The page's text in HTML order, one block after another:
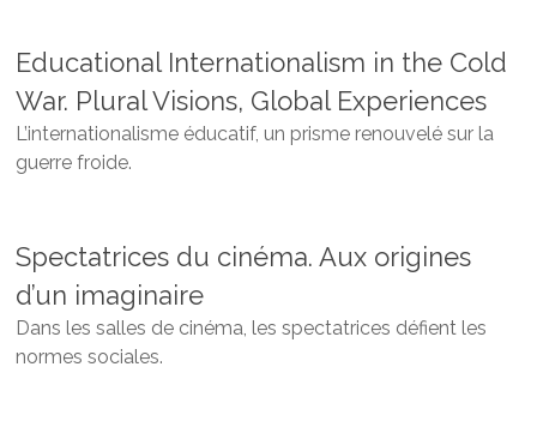
Educational Internationalism in the Cold
War. Plural Visions, Global Experiences
L’internationalisme éducatif, un prisme renouvelé sur la
guerre froide.
Spectatrices du cinéma. Aux origines
d’un imaginaire
Dans les salles de cinéma, les spectatrices défient les
normes sociales.